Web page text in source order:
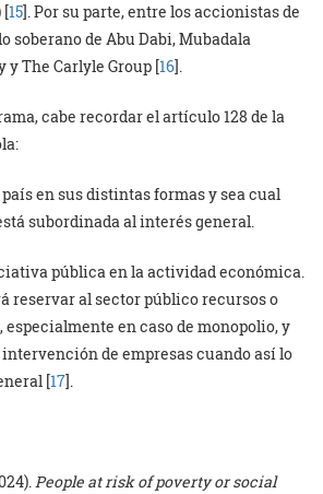
[15]. Por su parte, entre los accionistas de
soberano de Abu Dabi, Mubadala
The Carlyle Group [16].
cabe recordar el artículo 128 de la
país en sus distintas formas y sea cual
subordinada al interés general.
pública en la actividad económica.
reservar al sector público recursos o
en caso de monopolio, y
de empresas cuando así lo
[17].
People at risk of poverty or social